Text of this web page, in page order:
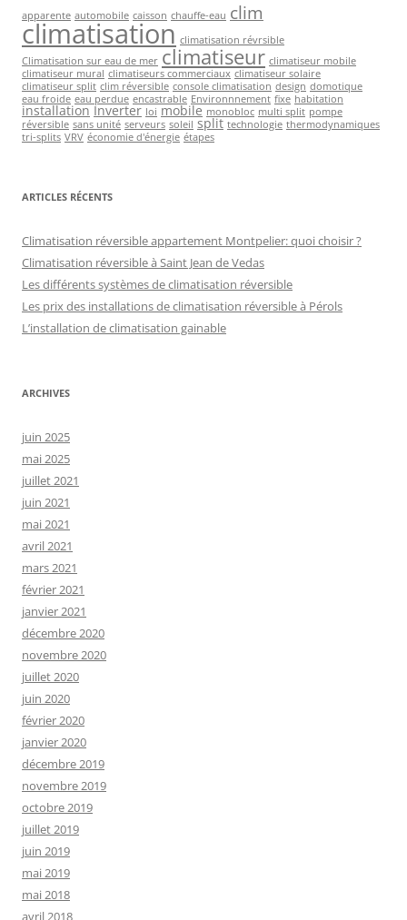
apparente automobile caisson chauffe-eau clim
climatisation climatisation révrsible
Climatisation sur eau de mer climatiseur climatiseur mobile
climatiseur mural climatiseurs commerciaux climatiseur solaire
climatiseur split clim réversible console climatisation design domotique
eau froide eau perdue encastrable Environnnement fixe habitation
installation Inverter loi mobile monobloc multi split pompe
réversible sans unité serveurs soleil split technologie thermodynamiques
tri-splits VRV économie d'énergie étapes
ARTICLES RÉCENTS
Climatisation réversible appartement Montpelier: quoi choisir ?
Climatisation réversible à Saint Jean de Vedas
Les différents systèmes de climatisation réversible
Les prix des installations de climatisation réversible à Pérols
L’installation de climatisation gainable
ARCHIVES
juin 2025
mai 2025
juillet 2021
juin 2021
mai 2021
avril 2021
mars 2021
février 2021
janvier 2021
décembre 2020
novembre 2020
juillet 2020
juin 2020
février 2020
janvier 2020
décembre 2019
novembre 2019
octobre 2019
juillet 2019
juin 2019
mai 2019
mai 2018